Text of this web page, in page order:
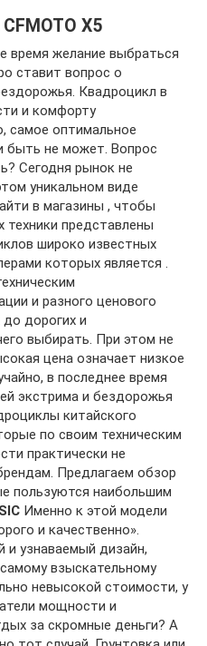
X5
время желание выбраться
ставит вопрос о
Квадроцикл в
и комфорту
самое оптимальное
быть не может. Вопрос
Сегодня рынок не
уникальном виде
в магазины , чтобы
техники представлены
широко известных
которых является .
и разного ценового
дорогих и
выбирать. При этом не
цена означает низкое
в последнее время
экстрима и бездорожья
китайского
по своим техническим
практически не
Предлагаем обзор
пользуются наибольшим
Именно к этой модели
и качественно».
и узнаваемый дизайн,
взыскательному
невысокой стоимости, у
мощности и
за скромные деньги? А